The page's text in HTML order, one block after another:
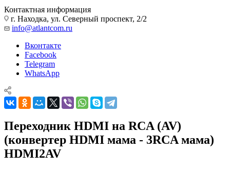
Контактная информация
г. Находка, ул. Северный проспект, 2/2
info@atlantcom.ru
Вконтакте
Facebook
Telegram
WhatsApp
Переходник HDMI на RCA (AV)
(конвертер HDMI мама - 3RCA мама)
HDMI2AV